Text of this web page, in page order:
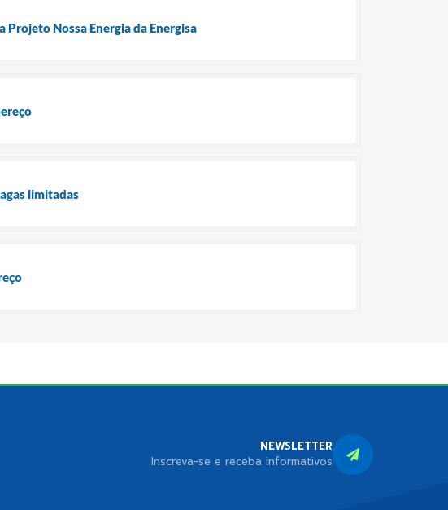
Nossa Energia da Energisa
limitadas
NEWSLETTER
Inscreva-se e receba informativos